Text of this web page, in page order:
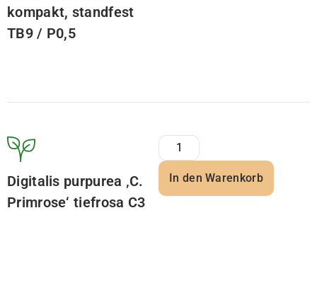
kompakt, standfest
TB9 / P0,5
Digitalis purpurea ‚C.
Primrose‘ tiefrosa C3
In den Warenkorb